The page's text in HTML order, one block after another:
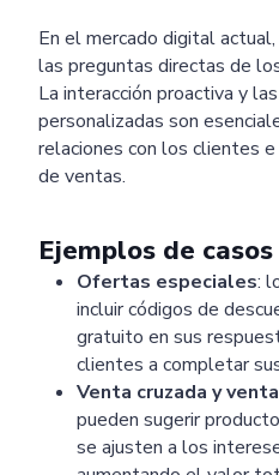
En el mercado digital
las preguntas directas de
La interacción proactiva y
personalizadas son
relaciones con los clientes
de ventas.
Ejemplos de
Ofertas especiales:
incluir códigos de
gratuito en sus
clientes a completar
Venta cruzada y
pueden sugerir
se ajusten a los